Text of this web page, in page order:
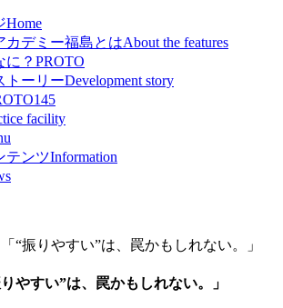
Home
カデミー福島とはAbout the features
に？ PROTO
トーリーDevelopment story
facility
テンツInformation
“振りやすい”は、罠かもしれない。」
やすい”は、罠かもしれない。」